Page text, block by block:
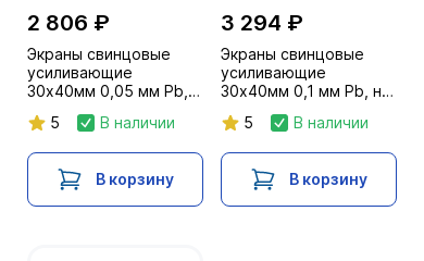
2 806 ₽
Экраны свинцовые
усиливающие
30х40мм 0,05 мм Pb,
5 В наличии
В корзину
3 294 ₽
Экраны свинцовые
усиливающие
30х40мм 0,1 мм Pb, на
5 В наличии
В корзину